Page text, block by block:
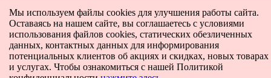
Мы используем файлы cookies для улучшения работы сайта.
Оставаясь на нашем сайте, вы соглашаетесь с условиями
использования файлов cookies, статических обезличенных
данных, контактных данных для информирования
потенциальных клиентов об акциях и скидках, новых товарах
и услугах. Чтобы ознакомиться с нашей Политикой